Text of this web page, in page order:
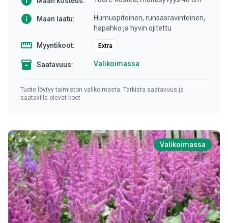
info Maan laatu:
Humuspitoinen, runsasravinteinen,
hapahko ja hyvin ojitettu
straighten Myyntikoot: Extra
inventory Saatavuus: Valikoimassa
Tuote löytyy taimiston valikoimasta. Tarkista saatavuus ja
saatavilla olevat koot.
Valikoimassa